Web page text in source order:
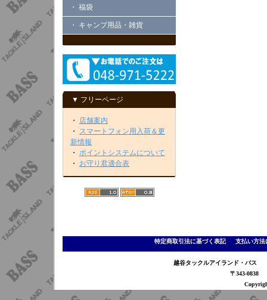
・ 福袋
・ キャンプ用品・雑貨
▼ フリーページ
・ 店舗案内
・ スマートフォン用入荷＆更
新情報
・ ポイントシステムについて
・ お守り君適合表
特定商取引法に基づく表記｜ 支払い方法
越谷タックルアイランド・バ
〒343-0838